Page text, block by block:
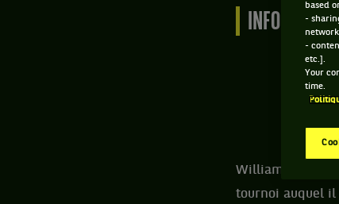
William
tournoi auquel il
based
-
-
etc.].
Your
time.